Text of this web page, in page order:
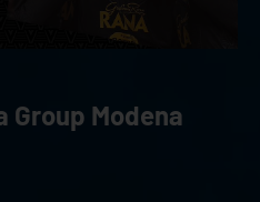
Group Modena